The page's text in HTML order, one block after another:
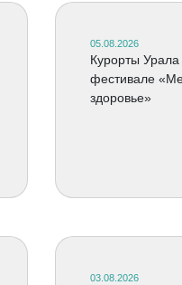
05.08.2026
Курорты Урала
фестивале
здоровье»
03.08.2026